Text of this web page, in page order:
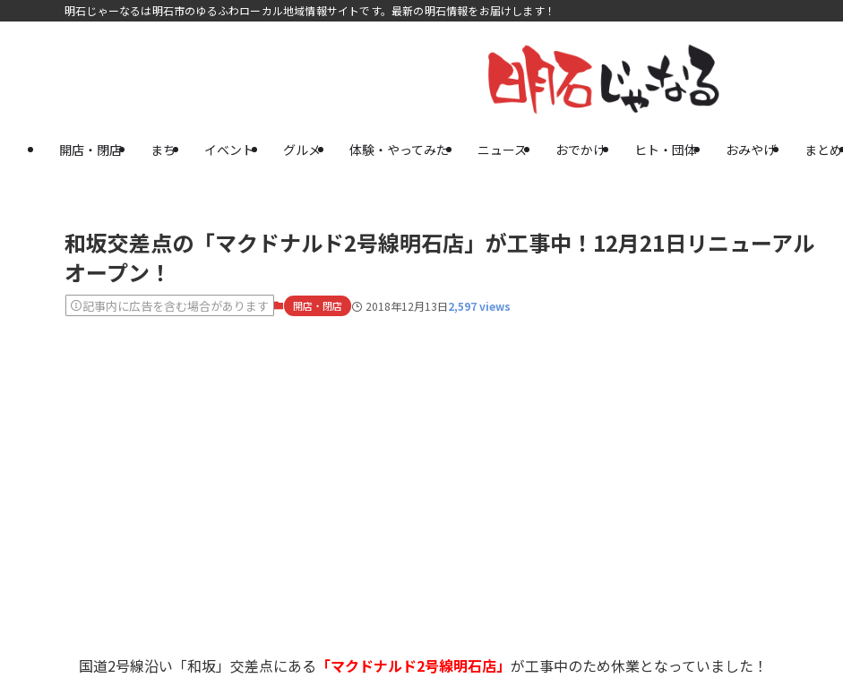
明石じゃーなるは明石市のゆるふわローカル地域情報サイトです。最新の明石情報をお届けします！
開店・閉店 まち イベント グルメ 体験・やってみた ニュース おでかけ ヒト・団体 おみやげ まとめ
和坂交差点の「マクドナルド2号線明石店」が工事中！12月21日リニューアル
オープン！
記事内に広告を含む場合があります 開店・閉店 2018年12月13日2,597 views
国道2号線沿い「和坂」交差点にある 「マクドナルド2号線明石店」 が工事中のため休業となっていました！